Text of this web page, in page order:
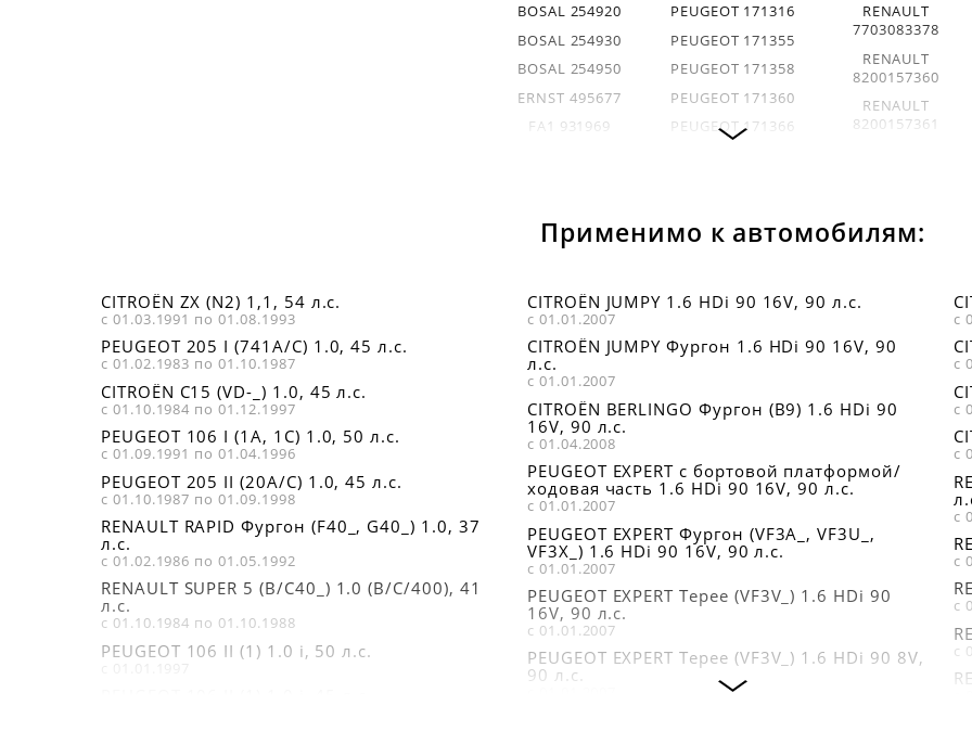
BOSAL 254920
BOSAL 254930
BOSAL 254950
ERNST 495677
FA1 931969
82216751
PEUGEOT 171316
PEUGEOT 171355
PEUGEOT 171358
PEUGEOT 171360
PEUGEOT 171366
6025308328
RENAULT
7703083378
RENAULT
8200157360
RENAULT
8200157361
HJS 83224278
Применимо к автомобилям:
CITROËN ZX (N2) 1,1, 54 л.с.
с 01.03.1991 по 01.08.1993
PEUGEOT 205 I (741A/C) 1.0, 45 л.с.
с 01.02.1983 по 01.10.1987
CITROËN C15 (VD-_) 1.0, 45 л.с.
с 01.10.1984 по 01.12.1997
PEUGEOT 106 I (1A, 1C) 1.0, 50 л.с.
с 01.09.1991 по 01.04.1996
PEUGEOT 205 II (20A/C) 1.0, 45 л.с.
с 01.10.1987 по 01.09.1998
RENAULT RAPID Фургон (F40_, G40_) 1.0, 37
л.с.
с 01.02.1986 по 01.05.1992
RENAULT SUPER 5 (B/C40_) 1.0 (B/C/400), 41
л.с.
с 01.10.1984 по 01.10.1988
PEUGEOT 106 II (1) 1.0 i, 50 л.с.
CITROËN JUMPY 1.6 HDi 90 16V, 90 л.с.
с 01.01.2007
CITROËN JUMPY Фургон 1.6 HDi 90 16V, 90
л.с.
с 01.01.2007
CITROËN BERLINGO Фургон (B9) 1.6 HDi 90
16V, 90 л.с.
с 01.04.2008
PEUGEOT EXPERT c бортовой платформой/
ходовая часть 1.6 HDi 90 16V, 90 л.с.
с 01.01.2007
PEUGEOT EXPERT Фургон (VF3A_, VF3U_,
VF3X_) 1.6 HDi 90 16V, 90 л.с.
с 01.01.2007
PEUGEOT EXPERT Tepee (VF3V_) 1.6 HDi 90
16V, 90 л.с.
с 01.01.2007
PEUGEOT EXPERT Tepee (VF3V_) 1.6 HDi 90 8V,
90 л.с.
с
с
с
с
с
с
с
с